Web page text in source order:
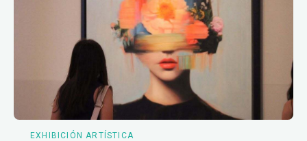
EXHIBICIÓN ARTÍSTICA